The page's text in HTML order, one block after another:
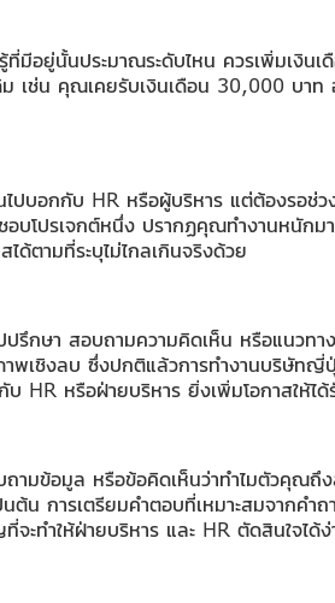
อยู่นั้นประมาณระดับไหน ควรเพิ่มเงินเ
เช่น คุณเคยรับเงินเดือน 30,000 บ
บอกกับ HR หรือผู้บริหาร แต่ต้องรอช่ว
โปรเจกต์หนึ่ง ปรากฏคุณทำงานหนักม
ด้ตามที่ระบุไม่ไกลเกินจริงด้วย
รึกษา สอบถามความคิดเห็น หรือแนวท
ภาพเชิงลบ ซึ่งปกติแล้วการทำงานบริษั
HR หรือฝ่ายบริหาร ยิ่งเพิ่มโอกาสให้ไ
ถามข้อมูล หรือข้อคิดเห็นว่าทำไมตัวคุณ
ต้น การเตรียมคำตอบที่เหมาะสมจากค
ะทำให้ฝ่ายบริหาร และ HR ตัดสินใจได้